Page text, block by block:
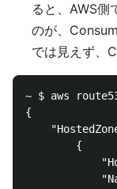
ると、AWS側
のが、
では見えず、
~ $ aws
{
        {